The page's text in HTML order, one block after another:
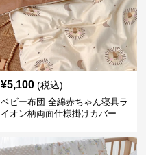
¥5,100 (税込)
ベビー布団 全綿赤ちゃん寝具ラ
イオン柄両面仕様掛けカバー